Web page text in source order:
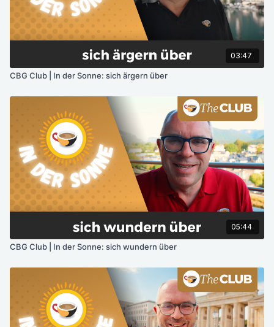
03:47
CBG Club | In der Sonne: sich ärgern über
05:44
CBG Club | In der Sonne: sich wundern über